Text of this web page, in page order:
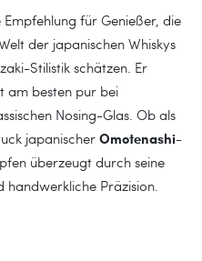
für Genießer, die
der japanischen Whiskys
Stilistik schätzen. Er
am besten pur bei
Nosing-Glas. Ob als
japanischer Omotenashi-
überzeugt durch seine
Präzision.